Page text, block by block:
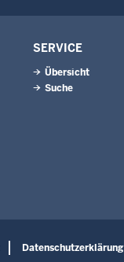
SERVICE
Übersicht
Suche
Datenschutzerklärung